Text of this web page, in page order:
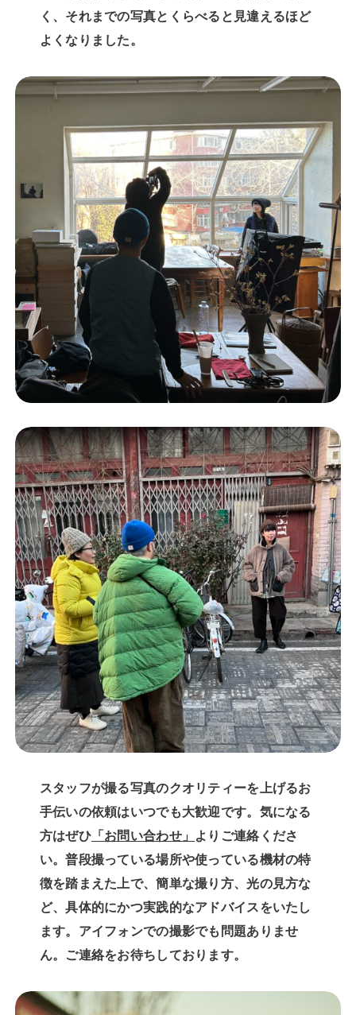
く、それまでの写真とくらべると見違えるほど
よくなりました。
スタッフが撮る写真のクオリティーを上げるお
手伝いの依頼はいつでも大歓迎です。気になる
方はぜひ「お問い合わせ」
よりご連絡くださ
い。普段撮っている場所や使っている機材の特
徴を踏まえた上で、簡単な撮り方、光の見方な
ど、具体的にかつ実践的なアドバイスをいたし
ます。アイフォンでの撮影でも問題ありませ
ん。ご連絡をお待ちしております。